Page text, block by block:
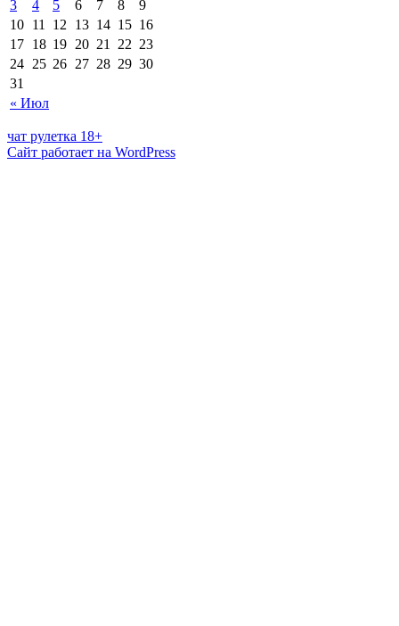
« Июл
3 4 5 6 7 8
9
10 11 12 13 14 15 16
17 18 19 20 21 22 23
24 25 26 27 28 29 30
31
чат рулетка 18+
Сайт работает на WordPress